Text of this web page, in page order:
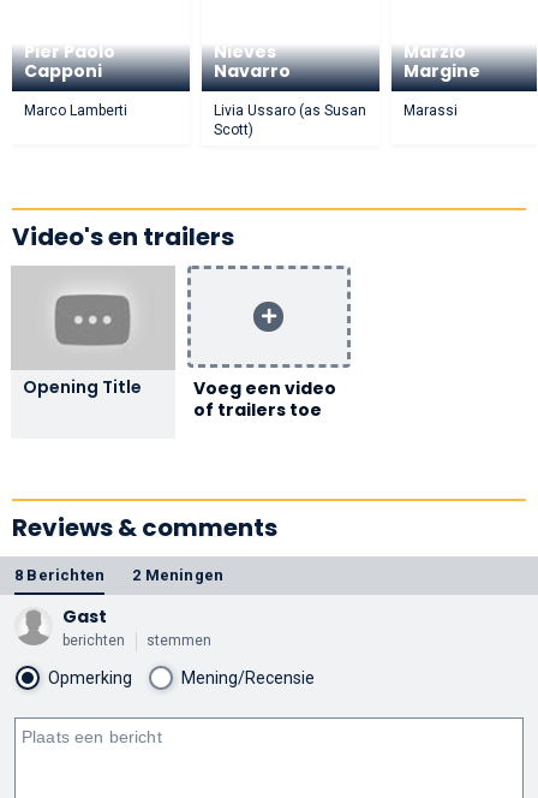
Pier Paolo
Capponi
Marco Lamberti
Nieves
Navarro
Livia Ussaro (as Susan
Scott)
Marzio
Margine
Marassi
Video's en trailers
Opening Title
Voeg een video
of trailers toe
Reviews & comments
8 Berichten 2 Meningen
Gast
berichten stemmen
Opmerking Mening/Recensie